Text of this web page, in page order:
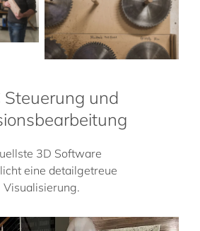
Steuerung und
3D Software
eine detailgetreue
Visualisierung.